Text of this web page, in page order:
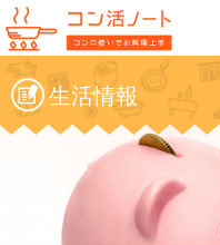
生活情報